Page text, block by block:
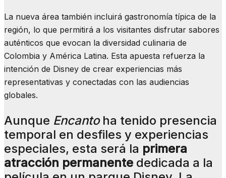
La nueva área también incluirá gastronomía típica de la
región, lo que permitirá a los visitantes disfrutar sabores
auténticos que evocan la diversidad culinaria de
Colombia y América Latina. Esta apuesta refuerza la
intención de Disney de crear experiencias más
representativas y conectadas con las audiencias
globales.
Aunque Encantoha tenido presencia
temporal en desfiles y experiencias
especiales, esta será la primera
atracción permanente dedicada a la